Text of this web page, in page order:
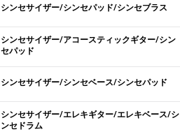
シンセサイザー/シンセパッド/シンセブラス
シンセサイザー/アコースティックギター/シン
セパッド
シンセサイザー/シンセベース/シンセパッド
シンセサイザー/エレキギター/エレキベース/シ
ンセドラム